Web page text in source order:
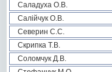
Саладуха О.В.
Салійчук О.В.
Северин С.С.
Скрипка Т.В.
Соломчук Д.В.